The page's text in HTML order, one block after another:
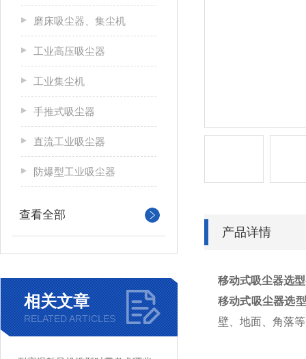
磨床吸尘器、集尘机
工业高压吸尘器
工业集尘机
手推式吸尘器
直流工业吸尘器
防爆型工业吸尘器
查看全部
相关文章
RELATED ARTICLES
产品详情
移动式吸尘器选
移动式吸尘器选型
壁、地面、角落